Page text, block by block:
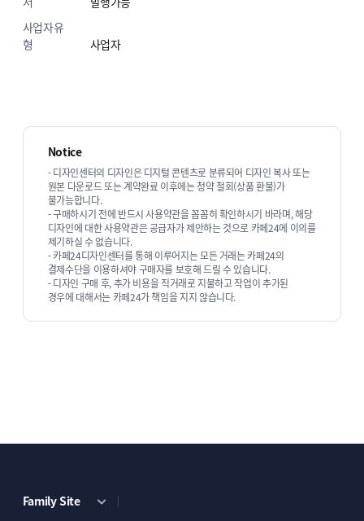
사업자유
형
사업자
Notice
- 디자인센터의 디자인은 디지털 콘텐츠로 분류되어 디자인 복사 또는
원본 다운로드 또는 계약완료 이후에는 청약 철회(상품 환불)가
불가능합니다.
- 구매하시기 전에 반드시 사용약관을 꼼꼼히 확인하시기 바라며, 해당
디자인에 대한 사용약관은 공급자가 제안하는 것으로 카페24에 이의를
제기하실 수 없습니다.
- 카페24디자인센터를 통해 이루어지는 모든 거래는 카페24의
결제수단을 이용하셔야 구매자를 보호해 드릴 수 있습니다.
- 디자인 구매 후, 추가 비용을 직거래로 지불하고 작업이 추가된
경우에 대해서는 카페24가 책임을 지지 않습니다.
Family Site